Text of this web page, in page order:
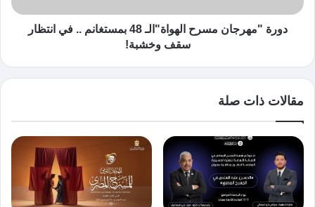
دورة "مهرجان مسرح الهواة"الـ 48 بمستغانم .. في انتظار
سقف وخشبة!
مقالات ذات صلة